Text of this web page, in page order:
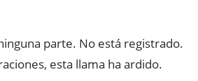
parte. No está registrado.
esta llama ha ardido.